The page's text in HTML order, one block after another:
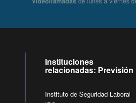
Instituciones
relacionadas: Previsión
Instituto de Seguridad Laboral